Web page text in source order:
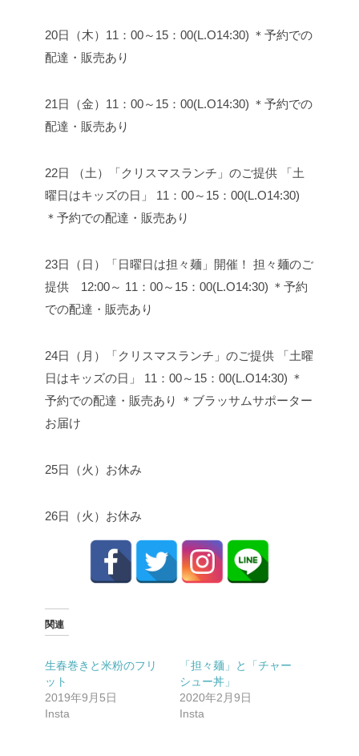
20日（木）11：00～15：00(L.O14:30) ＊予約での
配達・販売あり
21日（金）11：00～15：00(L.O14:30) ＊予約での
配達・販売あり
22日 （土）「クリスマスランチ」のご提供 「土
曜日はキッズの日」 11：00～15：00(L.O14:30)
＊予約での配達・販売あり
23日（日）「日曜日は担々麺」開催！ 担々麺のご
提供 12:00～ 11：00～15：00(L.O14:30) ＊予約
での配達・販売あり
24日（月）「クリスマスランチ」のご提供 「土曜
日はキッズの日」 11：00～15：00(L.O14:30) ＊
予約での配達・販売あり ＊ブラッサムサポーター
お届け
25日（火）お休み
26日（火）お休み
関連
生春巻きと米粉のフリ
ット
2019年9月5日
Insta
「担々麺」と「チャー
シュー丼」
2020年2月9日
Insta